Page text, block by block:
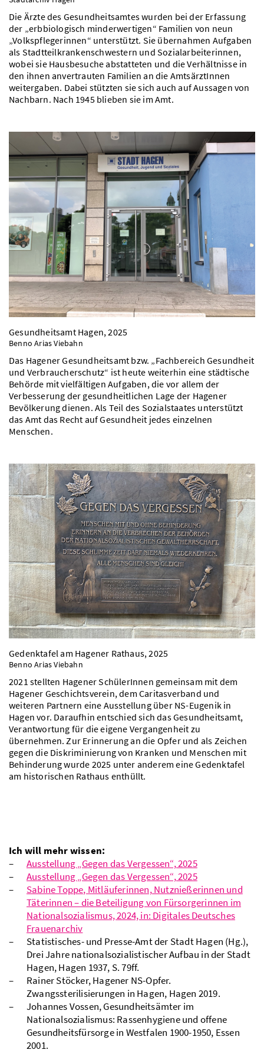
Die Ärzte des Gesundheitsamtes wurden bei der Erfassung
der „erbbiologisch minderwertigen“ Familien von neun
„Volkspflegerinnen“ unterstützt. Sie übernahmen Aufgaben
als Stadtteilkrankenschwestern und Sozialarbeiterinnen,
wobei sie Hausbesuche abstatteten und die Verhältnisse in
den ihnen anvertrauten Familien an die AmtsärztInnen
weitergaben. Dabei stützten sie sich auch auf Aussagen von
Nachbarn. Nach 1945 blieben sie im Amt.
Gesundheitsamt Hagen, 2025
Benno Arias Viebahn
Das Hagener Gesundheitsamt bzw. „Fachbereich Gesundheit
und Verbraucherschutz“ ist heute weiterhin eine städtische
Behörde mit vielfältigen Aufgaben, die vor allem der
Verbesserung der gesundheitlichen Lage der Hagener
Bevölkerung dienen. Als Teil des Sozialstaates unterstützt
das Amt das Recht auf Gesundheit jedes einzelnen
Menschen.
Gedenktafel am Hagener Rathaus, 2025
Benno Arias Viebahn
2021 stellten Hagener SchülerInnen gemeinsam mit dem
Hagener Geschichtsverein, dem Caritasverband und
weiteren Partnern eine Ausstellung über NS-Eugenik in
Hagen vor. Daraufhin entschied sich das Gesundheitsamt,
Verantwortung für die eigene Vergangenheit zu
übernehmen. Zur Erinnerung an die Opfer und als Zeichen
gegen die Diskriminierung von Kranken und Menschen mit
Behinderung wurde 2025 unter anderem eine Gedenktafel
am historischen Rathaus enthüllt.
Ich will mehr wissen:
Ausstellung „Gegen das Vergessen“, 2025
Ausstellung „Gegen das Vergessen“, 2025
Sabine Toppe, Mitläuferinnen, Nutznießerinnen und
Täterinnen – die Beteiligung von Fürsorgerinnen im
Nationalsozialismus, 2024, in: Digitales Deutsches
Frauenarchiv
Statistisches- und Presse-Amt der Stadt Hagen (Hg.),
Drei Jahre nationalsozialistischer Aufbau in der Stadt
Hagen, Hagen 1937, S. 79ff.
Rainer Stöcker, Hagener NS-Opfer.
Zwangssterilisierungen in Hagen, Hagen 2019.
Johannes Vossen, Gesundheitsämter im
Nationalsozialismus: Rassenhygiene und offene
Gesundheitsfürsorge in Westfalen 1900-1950, Essen
2001.